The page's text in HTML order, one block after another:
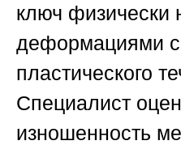
ключ физически
деформациями
пластического
Специалист
изношенность